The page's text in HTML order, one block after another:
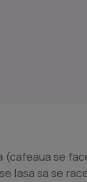
se
lasa sa se